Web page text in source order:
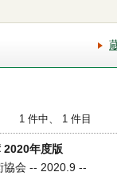
1 件中、 1 件目
2020年度版
協会 -- 2020.9 --